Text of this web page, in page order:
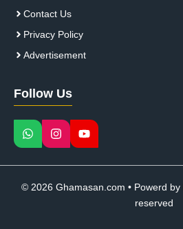
Contact Us
Privacy Policy
Advertisement
Follow Us
© 2026 Ghamasan.com • Powerd by
reserved